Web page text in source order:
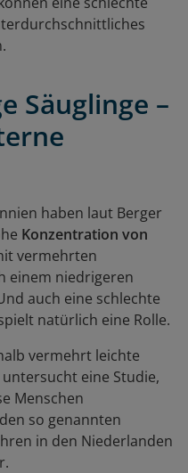
Säuglinge –
haben laut Berger
Konzentration von
vermehrten
einem niedrigeren
auch eine schlechte
natürlich eine Rolle.
vermehrt leichte
eine Studie,
Menschen
so genannten
in den Niederlanden